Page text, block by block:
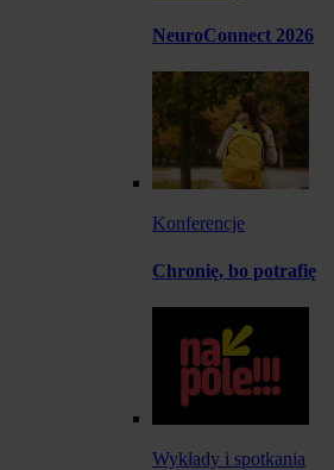
NeuroConnect 2026
Konferencje
Chronię, bo potrafię
Wykłady i spotkania